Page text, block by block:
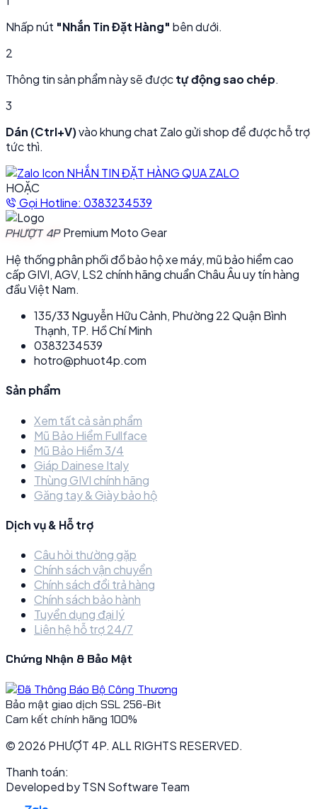
Nhấp nút "Nhắn Tin Đặt Hàng" bên dưới.
2
Thông tin sản phẩm này sẽ đượctự động sao chép.
3
Dán (Ctrl+V)vào khung chat Zalo gửi shop để được hỗ trợ
tức thì.
NHẮN TIN ĐẶT HÀNG QUA ZALO
HOẶC
Gọi Hotline: 0383234539
PHƯỢT 4PPremium Moto Gear
Hệ thống phân phối đồ bảo hộ xe máy, mũ bảo hiểm cao
cấp GIVI, AGV, LS2 chính hãng chuẩn Châu Âu uy tín hàng
đầu Việt Nam.
135/33 Nguyễn Hữu Cảnh, Phường 22 Quận Bình
Thạnh, TP. Hồ Chí Minh
0383234539
hotro@phuot4p.com
Sản phẩm
Xem tất cả sản phẩm
Mũ Bảo Hiểm Fullface
Mũ Bảo Hiểm 3/4
Giáp Dainese Italy
Thùng GIVI chính hãng
Găng tay & Giày bảo hộ
Dịch vụ & Hỗ trợ
Câu hỏi thường gặp
Chính sách vận chuyển
Chính sách đổi trả hàng
Chính sách bảo hành
Tuyển dụng đại lý
Liên hệ hỗ trợ 24/7
Chứng Nhận & Bảo Mật
Bảo mật giao dịch SSL 256-Bit
Cam kết chính hãng 100%
© 2026 PHƯỢT 4P. ALL RIGHTS RESERVED.
Thanh toán:
Developed byTSN Software Team